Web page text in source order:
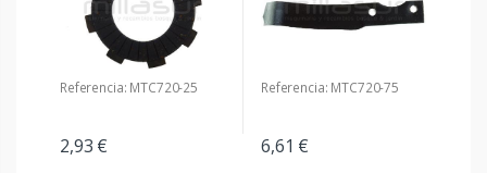
Referencia: MTC720-25
2,93 €
Referencia: MTC720-75
6,61 €